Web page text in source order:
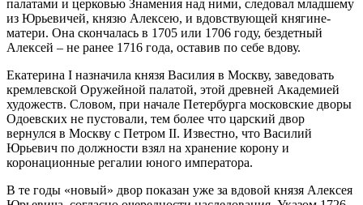
палатами и церковью Знамения над ними, следовал младшему
из Юрьевичей, князю Алексею, и вдовствующей княгине-
матери. Она скончалась в 1705 или 1706 году, бездетный
Алексей – не ранее 1716 года, оставив по себе вдову.
Екатерина I назначила князя Василия в Москву, заведовать
кремлевской Оружейной палатой, этой древней Академией
художеств. Словом, при начале Петербурга московские дворы
Одоевских не пустовали, тем более что царский двор
вернулся в Москву с Петром II. Известно, что Василий
Юрьевич по должности взял на хранение корону и
коронационные регалии юного императора.
В те годы «новый» двор показан уже за вдовой князя Алексея